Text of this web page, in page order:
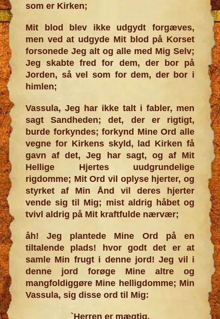
som er Kirken;
Mit blod blev ikke udgydt forgæves,
men ved at udgyde Mit blod på Korset
forsonede Jeg alt og alle med Mig Selv;
Jeg skabte fred for dem, der bor på
Jorden, så vel som for dem, der bor i
himlen;
Vassula, Jeg har ikke talt i fabler, men
sagt Sandheden; det, der er rigtigt,
burde forkyndes; forkynd Mine Ord alle
vegne for Kirkens skyld, lad Kirken få
gavn af det, Jeg har sagt, og af Mit
Hellige Hjertes uudgrundelige
rigdomme; Mit Ord vil oplyse hjerter, og
styrket af Min Ånd vil deres hjerter
vende sig til Mig; mist aldrig håbet og
tvivl aldrig på Mit kraftfulde nærvær;
åh! Jeg plantede Mine Ord på en
tiltalende plads! hvor godt det er at
samle Min frugt i denne jord! Jeg vil i
denne jord forøge Mine altre og
mangfoldiggøre Mine helligdomme; Min
Vassula, sig disse ord til Mig:
`Herren er mægtig,